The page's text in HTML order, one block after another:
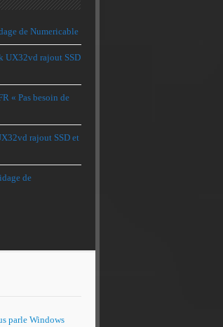
de Numericable
UX32vd rajout SSD
« Pas besoin de
rajout SSD et
de